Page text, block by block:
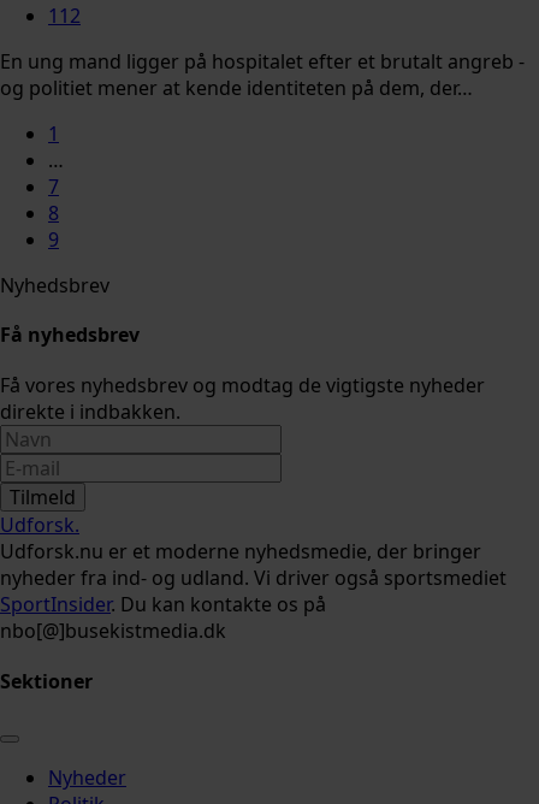
112
En ung mand ligger på hospitalet efter et brutalt angreb -
og politiet mener at kende identiteten på dem, der…
1
…
7
8
9
Nyhedsbrev
Få nyhedsbrev
Få vores nyhedsbrev og modtag de vigtigste nyheder
direkte i indbakken.
Tilmeld
Udforsk.
Udforsk.nu er et moderne nyhedsmedie, der bringer
nyheder fra ind- og udland. Vi driver også sportsmediet
SportInsider. Du kan kontakte os på
nbo[@]busekistmedia.dk
Sektioner
Nyheder